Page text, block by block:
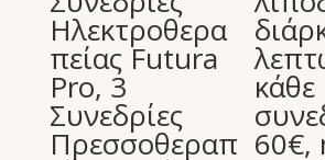
Ηλεκτροθερα
πείας Futura
Pro, 3
Συνεδρίες
Πρεσσοθεραπ
κάθε
60€,